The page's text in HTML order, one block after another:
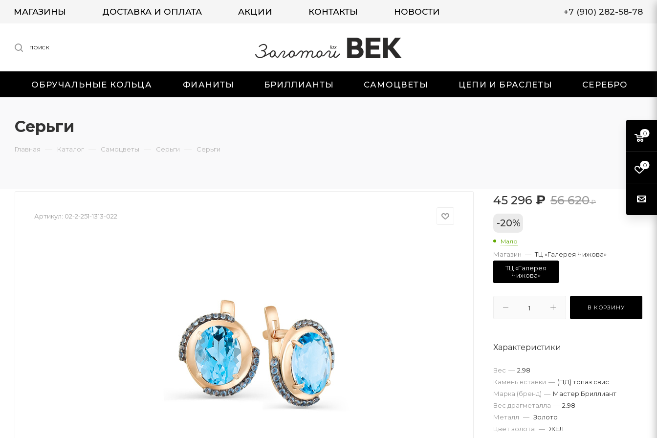
МАГАЗИНЫ ДОСТАВКА И ОПЛАТА АКЦИИ КОНТАКТЫ НОВОСТИ +7 (910) 282-58-78
ПОИСК
ОБРУЧАЛЬНЫЕ КОЛЬЦА ФИАНИТЫ БРИЛЛИАНТЫ САМОЦВЕТЫ ЦЕПИ И БРАСЛЕТЫ СЕРЕБРО
Серьги
Главная — Каталог — Самоцветы — Серьги — Серьги
Артикул: 02-2-251-1313-022
45 296 ₽ 56 620₽
-20%
Мало
Магазин — ТЦ «Галерея Чижова»
ТЦ «Галерея
Чижова»
В КОРЗИНУ
Характеристики
Вес драгметалла — 2.98
Марка (бренд) — Мастер Бриллиант
Вес — 2.98
Камень вставки — (ПД) топаз свис
Металл — Золото
Цвет золота — ЖЕЛ
0
0